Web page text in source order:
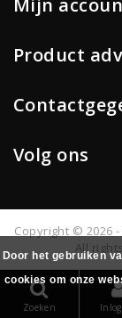
Mijn
Product
Volg ons
Copyright © 2026
All
Zoeken
Door het gebruiken
cookies om onze